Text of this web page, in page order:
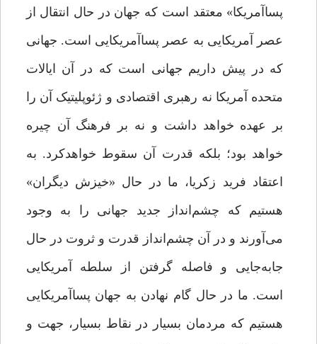
پساآمریکا» معتقد است که جهان در حال انتقال از
عصر آمریکایی به عصر پساآمریکایی است. جهانی
که در پیش داریم جهانی است که در آن ایالات
متحده آمریکا نه رهبری اقتصادی و ژئوپلیتیک آن را
بر عهده خواهد داشت و نه بر فرهنگ آن چیره
خواهد بود؛ بلکه قدرت آن سقوط خواهدکرد. به
اعتقاد فرید زکریا، ما در حال «خیزش دیگران»
هستیم که چشم‌انداز جدید جهانی را به وجود
می‌آورند و در آن چشم‌انداز قدرت و ثروت در حال
جابه‌جایی و فاصله گرفتن از سلطه آمریکایی
است. ما در حال گام نهادن به جهان پساآمریکایی
هستیم که مردمان بسیار در نقاط بسیار، جهت و